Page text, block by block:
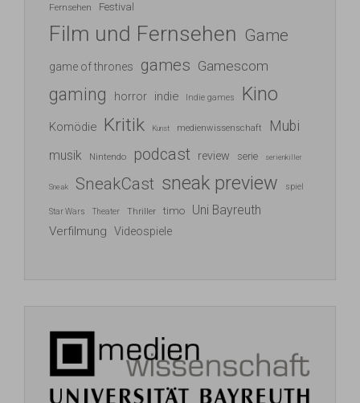
Fernsehen Festival
Film und Fernsehen Game
game of thrones games Gamescom
gaming horror indie Indie games Kino
Komödie Kritik Kunst medienwissenschaft Mubi
musik Nintendo podcast review serie serienkiller
Sneak SneakCast sneak preview spiel
Star Wars Theater Thriller timo Uni Bayreuth
Verfilmung Videospiele